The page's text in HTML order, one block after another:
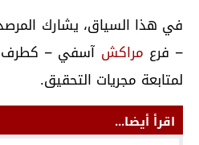
في هذا السياق، يشارك
– فرع مراكش آسفي – كطرف
لمتابعة مجريات التحقيق.
اقرأ أيضا...